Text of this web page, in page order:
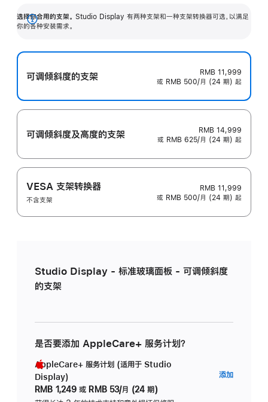
选择你合用的支架。 Studio Display 有两种支架和一种支架转换器可选，以满足
你的各种安装需求。
展
可调倾斜度的支架
RMB 11,999
或 RMB 500/月 (24 期) 起
可调倾斜度及高‍度的支‍架
RMB 14,999
或 RMB 625/月 (24 期) 起
VESA 支架转换器
不含支架
RMB 11,999
或 RMB 500/月 (24 期) 起
Studio Display - 标准玻璃面板 - 可调倾斜度
的支架
是否要添加 AppleCare+ 服务计划？
AppleCare+ 服务计划 (适用于 Studio
Display)
RMB 1,249 或 RMB 53/月 (24 期)
添加